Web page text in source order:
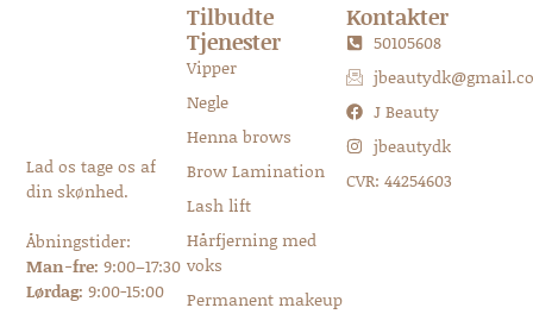
Lad os tage os af
din skønhed.
Åbningstider:
Man-fre:9:00–17:30
Lørdag: 9:00-15:00
Tilbudte
Tjenester
Vipper
Negle
Henna brows
Brow Lamination
Lash lift
Hårfjerning med
voks
Permanent makeup
Kontakter
50105608
J Beauty
jbeautydk
CVR: 44254603